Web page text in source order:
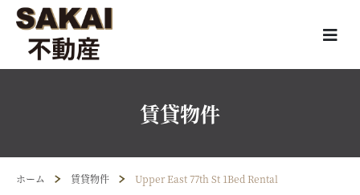
賃貸物件
ホーム 賃貸物件 Upper East 77th St 1Bed Rental